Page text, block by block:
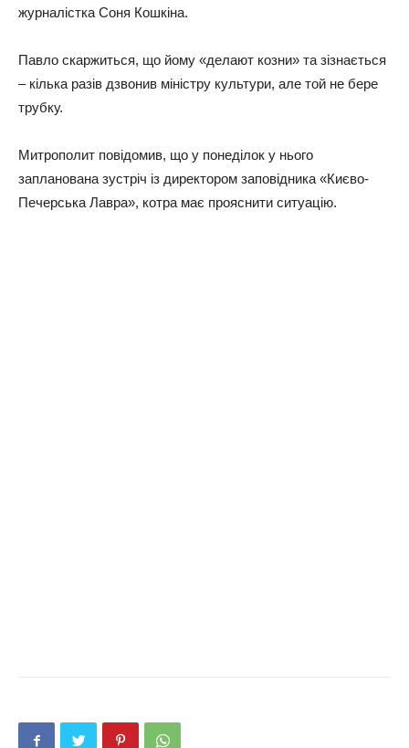
журналістка Соня Кошкіна.
Павло скаржиться, що йому «делают козни» та зізнається
– кілька разів дзвонив міністру культури, але той не бере
трубку.
Митрополит повідомив, що у понеділок у нього
запланована зустріч із директором заповідника «Києво-
Печерська Лавра», котра має прояснити ситуацію.